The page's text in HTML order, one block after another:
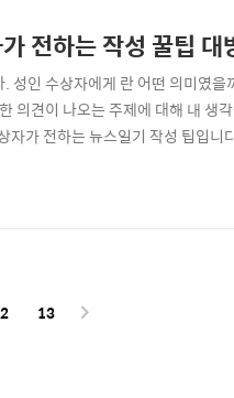
전하는 작성 꿀팁
인 수상자에게 란 어떤 의미였
의견이 나오는 주제에 대해 내 생
가 전하는 뉴스일기 작성 팁입니
요. , , 을 거쳐 뉴스를 비교·분석
13